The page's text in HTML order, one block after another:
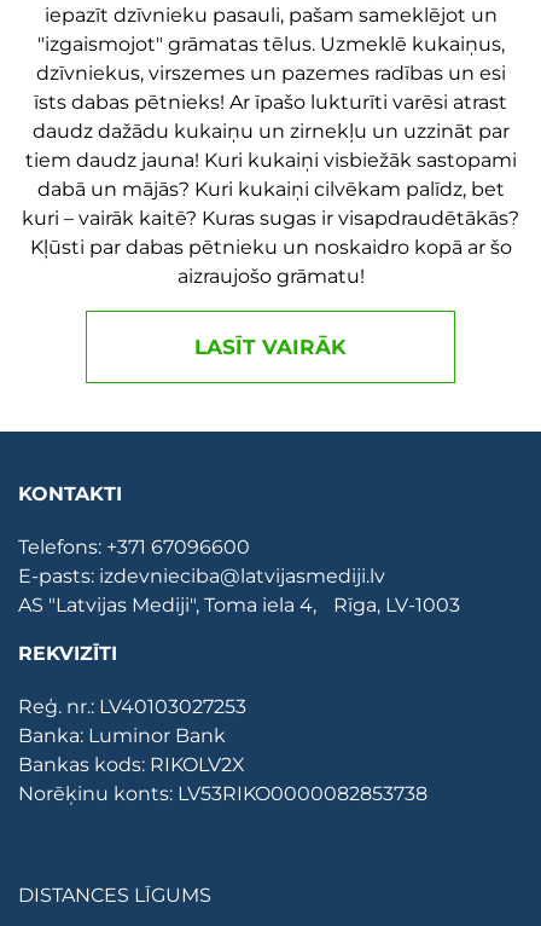
iepazīt dzīvnieku pasauli, pašam sameklējot un
"izgaismojot" grāmatas tēlus. Uzmeklē kukaiņus,
dzīvniekus, virszemes un pazemes radības un esi
īsts dabas pētnieks! Ar īpašo lukturīti varēsi atrast
daudz dažādu kukaiņu un zirnekļu un uzzināt par
tiem daudz jauna! Kuri kukaiņi visbiežāk sastopami
dabā un mājās? Kuri kukaiņi cilvēkam palīdz, bet
kuri – vairāk kaitē? Kuras sugas ir visapdraudētākās?
Kļūsti par dabas pētnieku un noskaidro kopā ar šo
aizraujošo grāmatu!
LASĪT VAIRĀK
KONTAKTI
Telefons: +371 67096600
E-pasts: izdevnieciba@latvijasmediji.lv
AS "Latvijas Mediji", Toma iela 4, Rīga, LV-1003
REKVIZĪTI
Reģ. nr.: LV40103027253
Banka: Luminor Bank
Bankas kods: RIKOLV2X
Norēķinu konts: LV53RIKO0000082853738
DISTANCES LĪGUMS